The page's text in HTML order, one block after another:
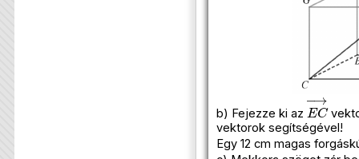
b) Fejezze ki az
EC→
vektorok segítségével!
Egy 12 cm magas